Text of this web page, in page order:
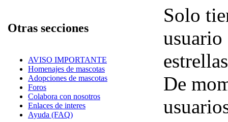
Otras secciones
AVISO IMPORTANTE
Homenajes de mascotas
Adopciones de mascotas
Foros
Colabora con nosotros
Enlaces de interes
Ayuda (FAQ)
Solo
usuario
De